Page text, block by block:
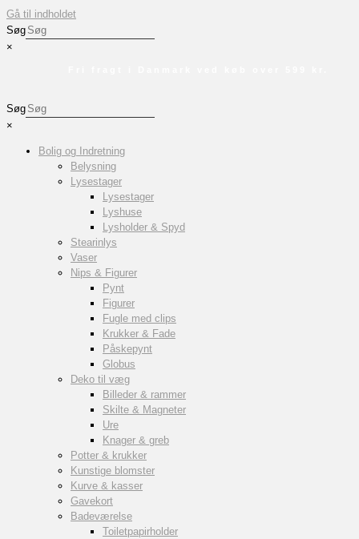
Gå til indholdet
Søg
×
Søg
×
Bolig og Indretning
Belysning
Lysestager
Lysestager
Lyshuse
Lysholder & Spyd
Stearinlys
Vaser
Nips & Figurer
Pynt
Figurer
Fugle med clips
Krukker & Fade
Påskepynt
Globus
Deko til væg
Billeder & rammer
Skilte & Magneter
Ure
Knager & greb
Potter & krukker
Kunstige blomster
Kurve & kasser
Gavekort
Badeværelse
Toiletpapirholder